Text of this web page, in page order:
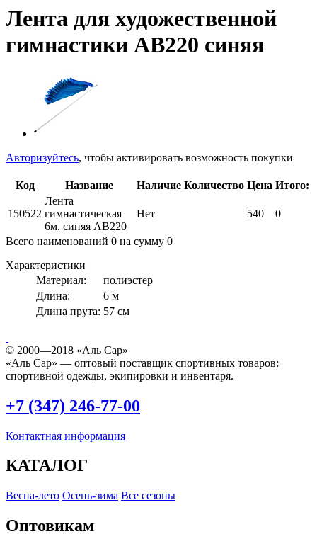
Лента для художественной
гимнастики AB220 синяя
Авторизуйтесь, чтобы активировать возможность покупки
Код Название Наличие Количество Цена Итого:
150522
Лента
гимнастическая
6м. синяя AB220
Нет 540 0
Всего наименований 0 на сумму 0
Характеристики
Материал:
полиэстер
Длина:
6 м
Длина прута: 57 см
© 2000—2018 «Аль Сар»
«Аль Сар» — оптовый поставщик спортивных товаров:
спортивной одежды, экипировки и инвентаря.
+7 (347) 246-77-00
Контактная информация
КАТАЛОГ
Весна-лето Осень-зима Все сезоны
Оптовикам